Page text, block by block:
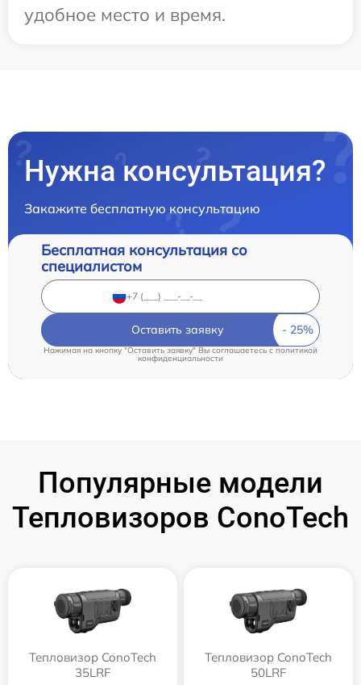
удобное место и время.
Нужна консультация?
Закажите бесплатную консультацию
Бесплатная консультация со
специалистом
Оставить заявку
Нажимая на кнопку "Оставить заявку" Вы соглашаетесь cполитикой
конфиденциальности
Популярные модели
Тепловизоров ConoTech
Тепловизор ConoTech
35LRF
Тепловизор ConoTech
50LRF